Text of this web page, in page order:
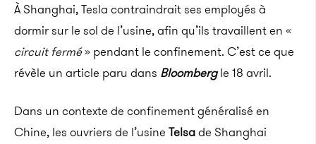
À Shanghai, Tesla contraindrait ses employés à
dormir sur le sol de l’usine, afin qu’ils travaillent en «
circuit fermé» pendant le confinement. C’est ce que
révèle un article paru dans Bloombergle 18 avril.
Dans un contexte de confinement généralisé en
Chine, les ouvriers de l’usine Telsade Shanghai